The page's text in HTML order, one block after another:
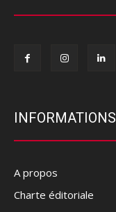
INFORMATIONS
A propos
Charte éditoriale